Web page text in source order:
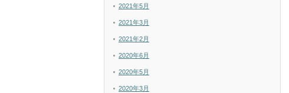
2021年5月
2021年3月
2021年2月
2020年6月
2020年5月
2020年3月